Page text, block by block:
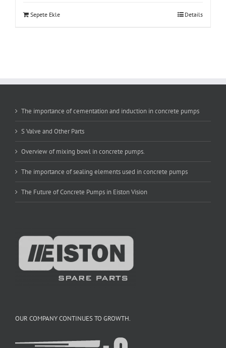
Sepete Ekle Details
The importance of cementation and induction in concrete pumps
S Valve and Other Parts
Overview of mixing bowl in concrete pumps.
The importance of sealing elements used in concrete pumps
The Future of Concrete Pumps in Eiston Vision
OUR COMPANY CONTINUES TO GROWTH.